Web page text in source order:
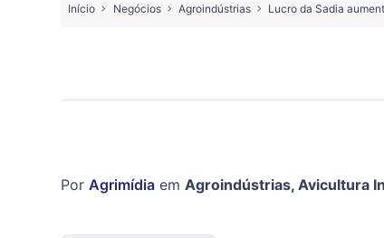
Início Negócios Agroindústrias Lucro da Sadia
Por Agrimídia em Agroindústrias, Avicultura